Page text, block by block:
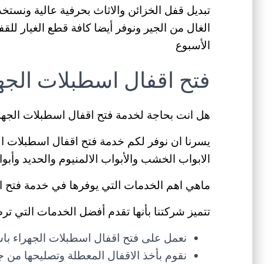
تبديل قفل الخزائن والاثاث بحرفية عالية
الغال من الجير ونوفر أيضا كافة قطع الغيار
الأسبوع
فتح اقفال اسطبلات
هل انت بحاجة لخدمة فتح اقفال اسطبلات
يسرنا ان نوفر لكم خدمة فتح اقفال اسطبلات
الابواب الخشب والأبواب الالمنيوم والحديد
ماهي اهم الخدمات التي يوفرها في خدمة فتح
تتميز شركتنا بأنها تقدم أفضل الخدمات التي
نعمل على فتح اقفال اسطبلات الجهراء
نقوم بأخذ الاقفال المعطلة وتصليحها